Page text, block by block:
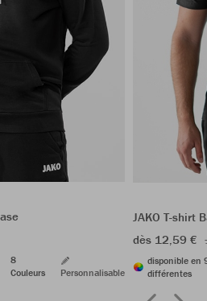
8
Couleurs
Personnalisable
JAKO T-shirt
dès 12,59 €
disponible en
différentes